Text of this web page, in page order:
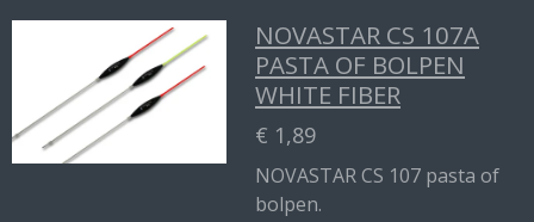
NOVASTAR CS 107A
PASTA OF BOLPEN
WHITE FIBER
€ 1,89
NOVASTAR CS 107 pasta of
bolpen.